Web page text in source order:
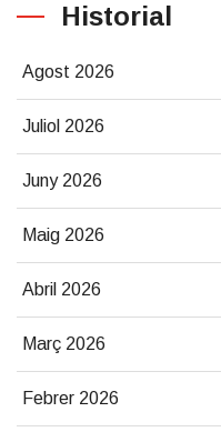
Historial
Agost 2026
Juliol 2026
Juny 2026
Maig 2026
Abril 2026
Març 2026
Febrer 2026